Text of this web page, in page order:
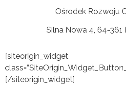
Ośrodek Rozwoju
Silna Nowa 4, 64-
[siteorigin_widget
[/siteorigin_widget]